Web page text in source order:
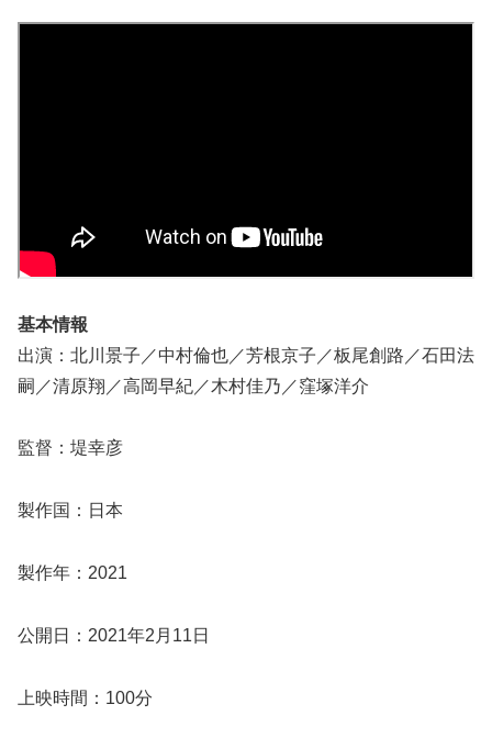
基本情報
出演：北川景子／中村倫也／芳根京子／板尾創路／石田法
嗣／清原翔／高岡早紀／木村佳乃／窪塚洋介
監督：堤幸彦
製作国：日本
製作年：2021
公開日：2021年2月11日
上映時間：100分